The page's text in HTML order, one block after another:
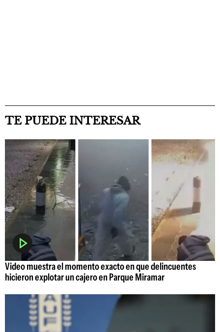
TE PUEDE INTERESAR
Video muestra el momento exacto en que delincuentes
hicieron explotar un cajero en Parque Miramar